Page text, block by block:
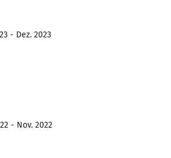
- Dez. 2023
- Nov. 2022